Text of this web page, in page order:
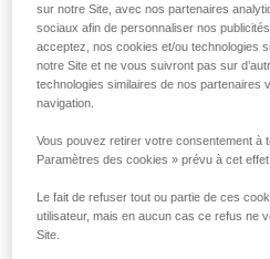
Choisir sa corde
multi-
sur notre Site, avec nos partenaires
sociaux afin de personnaliser nos
acceptez, nos cookies et/ou technologies
notre Site et ne vous suivront pas sur
technologies similaires de nos partenaires
navigation.
Vous pouvez retirer votre consentement à
Paramètres des cookies » prévu à cet
Le fait de refuser tout ou partie de ces
utilisateur, mais en aucun cas ce refus ne
Site.